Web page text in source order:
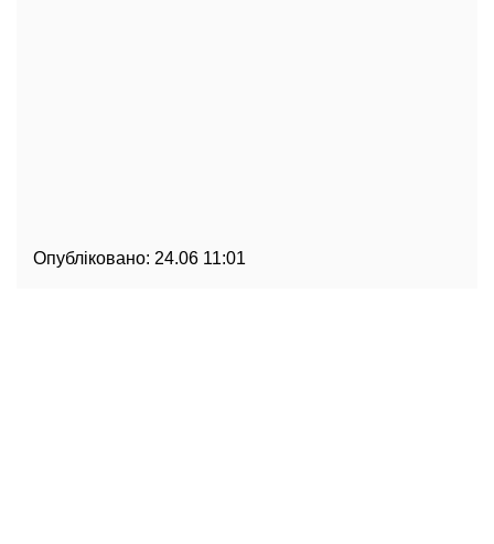
Опубліковано: 24.06 11:01